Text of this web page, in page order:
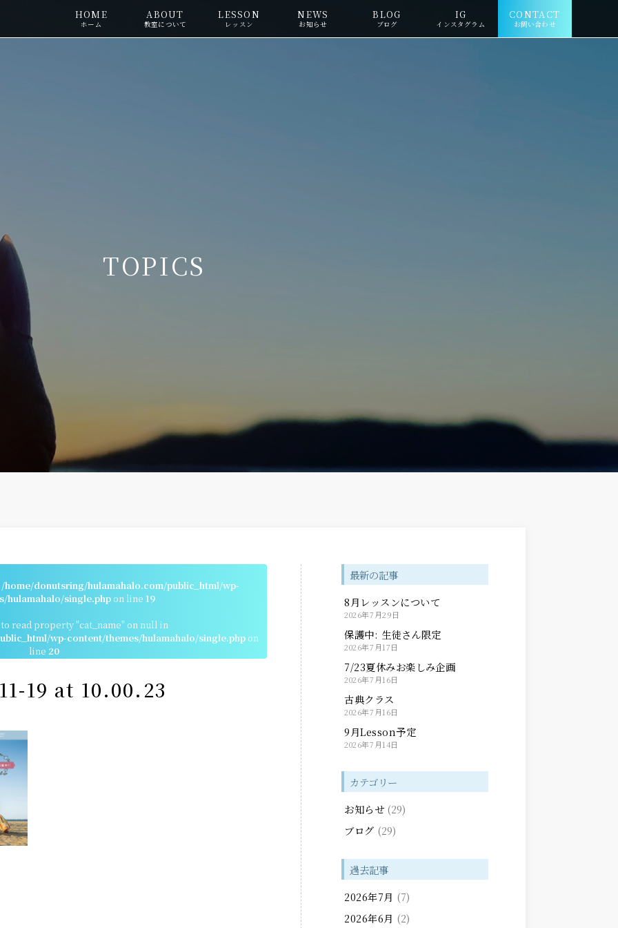
HOME
ホーム
ABOUT
教室について
LESSON
レッスン
NEWS
お知らせ
BLOG
ブログ
IG
インスタグラム
CONTACT
お問い合わせ
TOPICS
/home/donutsring/hulamahalo.com/public_html/wp-
hulamahalo/single.php on line19
read property "cat_name" on null in
wp-content/themes/hulamahalo/single.php on
line 20
19 at 10.00.23
最新の記事
8月レッスンについて
2026年7月29日
保護中: 生徒さん限定
2026年7月17日
7/23夏休みお楽しみ企画
2026年7月16日
古典クラス
2026年7月16日
9月Lesson予定
2026年7月14日
カテゴリー
お知らせ(29)
ブログ (29)
過去記事
2026年7月 (7)
2026年6月 (2)